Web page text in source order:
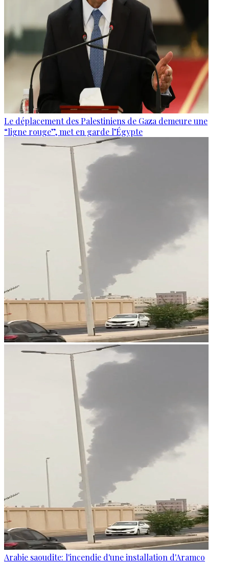
Le déplacement des Palestiniens de Gaza demeure une
“ligne rouge”, met en garde l’Égypte
Arabie saoudite: l'incendie d'une installation d'Aramco